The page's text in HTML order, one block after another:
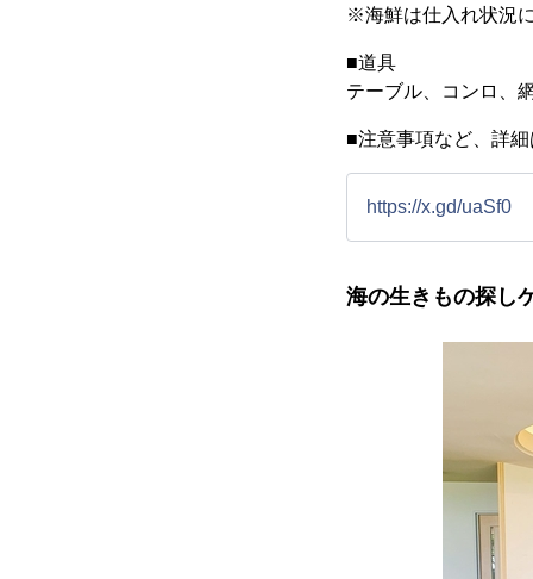
※海鮮は仕入れ状況
■道具
テーブル、コンロ、
■注意事項など、詳
https://x.gd/uaSf0
海の生きもの探し